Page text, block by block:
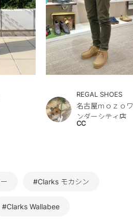
REGAL SHOES
名古屋ｍｏｚｏワ
ンダーシティ店
CC
#Clarks モカシン
#Clarks Wallabee